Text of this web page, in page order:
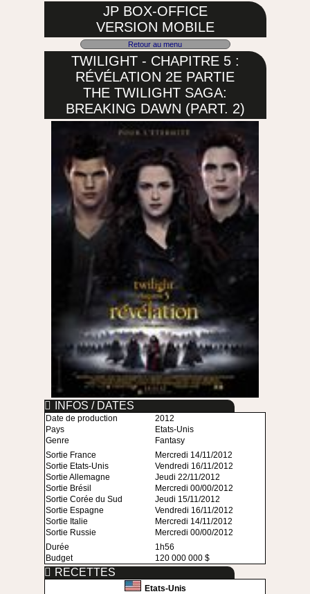
JP BOX-OFFICE
VERSION MOBILE
Retour au menu
TWILIGHT - CHAPITRE 5 :
RÉVÉLATION 2E PARTIE
THE TWILIGHT SAGA:
BREAKING DAWN (PART. 2)
INFOS / DATES
Date de production
2012
Pays
Etats-Unis
Genre
Fantasy
Sortie France
Mercredi 14/11/2012
Sortie Etats-Unis
Vendredi 16/11/2012
Sortie Allemagne
Jeudi 22/11/2012
Sortie Brésil
Mercredi 00/00/2012
Sortie Corée du Sud
Jeudi 15/11/2012
Sortie Espagne
Vendredi 16/11/2012
Sortie Italie
Mercredi 14/11/2012
Sortie Russie
Mercredi 00/00/2012
Durée
1h56
Budget
120 000 000 $
RECETTES
Etats-Unis